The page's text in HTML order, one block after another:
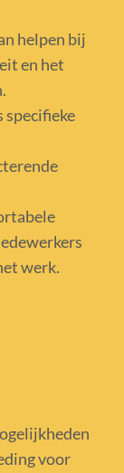
helpen bij
en het
specifieke
werk.
voor